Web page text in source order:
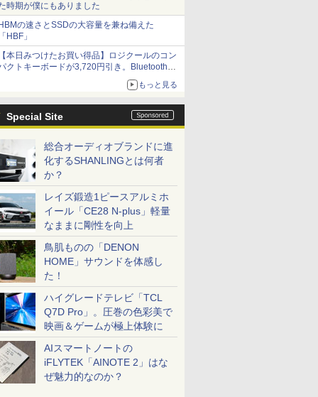
時期が僕にもありました
の速さとSSDの大容量を兼ね備えた
HBF」
本日みつけたお買い得品】ロジクールのコン
クトキーボードが3,720円引き。Bluetoothで3
もっと見る
Special Site
総合オーディオブランドに進
化するSHANLINGとは何者
か？
レイズ鍛造1ピースアルミホ
イール「CE28 N-plus」軽量
なままに剛性を向上
鳥肌ものの「DENON
HOME」サウンドを体感し
た！
ハイグレードテレビ「TCL
Q7D Pro」。圧巻の色彩美で
映画＆ゲームが極上体験に
AIスマートノートの
iFLYTEK「AINOTE 2」はな
ぜ魅力的なのか？